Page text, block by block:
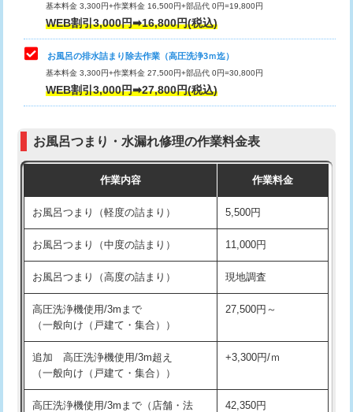
小便器トイレ脱着
その他部品の脱着 8,800円～
交換・取付（タンク）
交換・取付（普通便座） 11,000円+材料費
交換・取付（温水洗浄便座） 16,500円+材料費
交換・取付(単水栓（壁付・デッキ
式）)
13,200円+材料費
交換・取付(混合水栓（壁付・デッキ
式・ワンホール）)
16,500円+材料費
交換・取付(排水栓・排水トラップ
（P/S/ポップアップ））
22,000円+材料費
交換・取付（その他部品） 11,000円+材料費
持込商品取付（単水栓） 13,200円
基本料金 3,300円+作業料金 16,500円+部品代 0円=19,800円
WEB割引3,000円➡16,800円(税込)
お風呂の排水詰まり除去作業（高圧洗浄3ｍ迄）
基本料金 3,300円+作業料金 27,500円+部品代 0円=30,800円
WEB割引3,000円➡27,800円(税込)
お風呂つまり・水漏れ修理の作業料金表
作業内容 作業料金
お風呂つまり（軽度の詰まり） 5,500円
お風呂つまり（中度の詰まり） 11,000円
お風呂つまり（高度の詰まり） 現地調査
高圧洗浄機使用/3mまで
（一般向け（戸建て・集合））
27,500円～
追加 高圧洗浄機使用/3m超え
（一般向け（戸建て・集合））
+3,300円/ｍ
高圧洗浄機使用/3mまで（店舗・法
42,350円